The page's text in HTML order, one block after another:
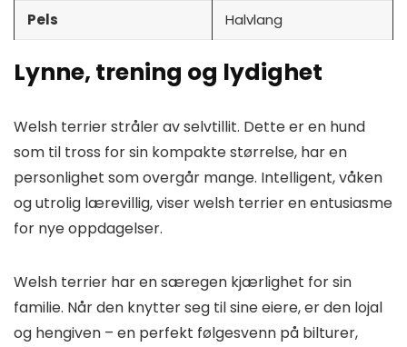
Pels Halvlang
Lynne, trening og lydighet
Welsh terrier stråler av selvtillit. Dette er en hund
som til tross for sin kompakte størrelse, har en
personlighet som overgår mange. Intelligent, våken
og utrolig lærevillig, viser welsh terrier en entusiasme
for nye oppdagelser.
Welsh terrier har en særegen kjærlighet for sin
familie. Når den knytter seg til sine eiere, er den lojal
og hengiven – en perfekt følgesvenn på bilturer,